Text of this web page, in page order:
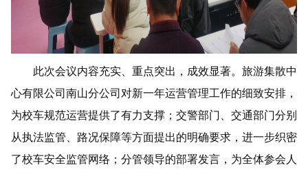
此次会议内容充实、重点突出，成效显著。旅游集散中
心有限公司南山分公司对新一年运营管理工作的细致安排，
为校车规范运营提供了有力支撑；交警部门、交通部门分别
从执法监管、路况保障等方面提出的明确要求，进一步织密
了校车安全监管网络；分管领导的部署发言，为全体参会人